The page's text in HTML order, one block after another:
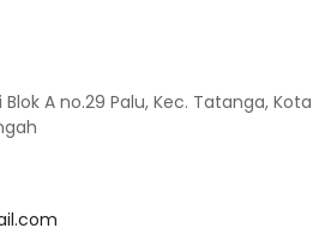
Blok A no.29 Palu, Kec. Tatanga, Kota